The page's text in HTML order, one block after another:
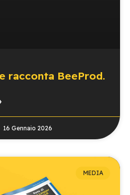
racconta BeeProd.
16 Gennaio 2026
MEDIA